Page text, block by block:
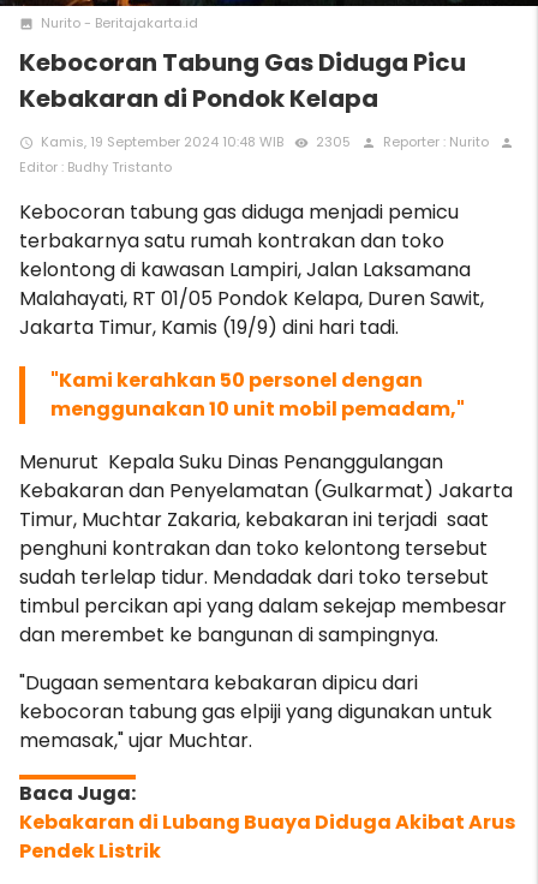
photo Nurito - Beritajakarta.id
Kebocoran Tabung Gas Diduga Picu
Kebakaran di Pondok Kelapa
access_time Kamis, 19 September 2024 10:48 WIB remove_red_eye 2305 person Reporter : Nurito person
Editor : Budhy Tristanto
Kebocoran tabung gas diduga menjadi pemicu
terbakarnya satu rumah kontrakan dan toko
kelontong di kawasan Lampiri, Jalan Laksamana
Malahayati, RT 01/05 Pondok Kelapa, Duren Sawit,
Jakarta Timur, Kamis (19/9) dini hari tadi.
"Kami kerahkan 50 personel dengan
menggunakan 10 unit mobil pemadam,"
Menurut Kepala Suku Dinas Penanggulangan
Kebakaran dan Penyelamatan (Gulkarmat) Jakarta
Timur, Muchtar Zakaria, kebakaran ini terjadi saat
penghuni kontrakan dan toko kelontong tersebut
sudah terlelap tidur. Mendadak dari toko tersebut
timbul percikan api yang dalam sekejap membesar
dan merembet ke bangunan di sampingnya.
"Dugaan sementara kebakaran dipicu dari
kebocoran tabung gas elpiji yang digunakan untuk
memasak," ujar Muchtar.
Kebakaran di Lubang Buaya Diduga Akibat Arus
Pendek Listrik